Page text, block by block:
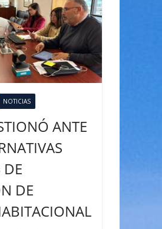
NOTICIAS
ANTE
DE
DE